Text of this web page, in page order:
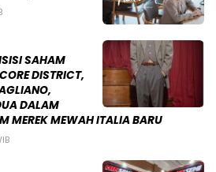
SAHAM
DISTRICT,
DALAM
MEREK MEWAH ITALIA BARU